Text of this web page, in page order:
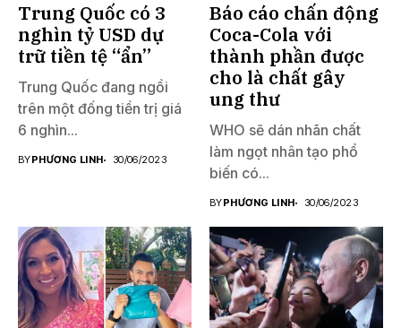
Trung Quốc có 3
nghìn tỷ USD dự
trữ tiền tệ “ẩn”
Trung Quốc đang ngồi
trên một đống tiền trị giá
6 nghìn...
BYPHƯƠNG LINH 30/06/2023
Báo cáo chấn động
Coca-Cola với
thành phần được
cho là chất gây
ung thư
WHO sẽ dán nhãn chất
làm ngọt nhân tạo phổ
biến có...
BYPHƯƠNG LINH 30/06/2023